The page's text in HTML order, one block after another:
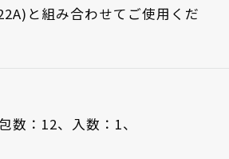
と組み合わせてご使用くだ
数：12、 入数：1、